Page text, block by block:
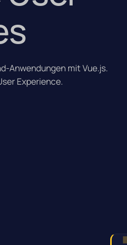
Anwendungen mit Vue.js.
Experience.